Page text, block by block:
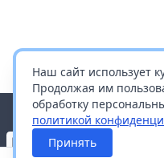
Наш сайт использует
Продолжая им
обработку
политикой
Принять